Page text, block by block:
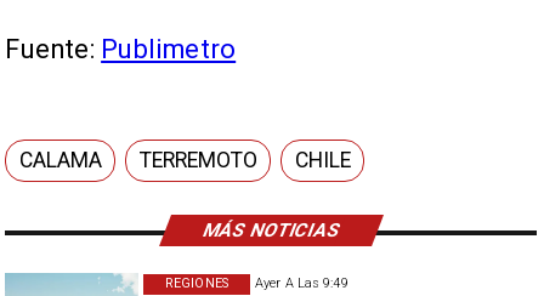
MÁS NOTICIAS
Ayer A Las 9:49
REGIONES
Fuente: Publimetro
CALAMA TERREMOTO CHILE